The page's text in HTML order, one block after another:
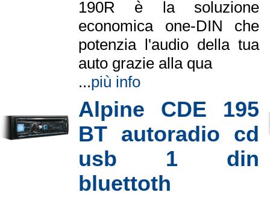
190R è la soluzione
economica one-DIN che
potenzia l'audio della tua
auto grazie alla qua
...più info
Alpine CDE 195
BT autoradio cd
usb 1 din
bluettoth